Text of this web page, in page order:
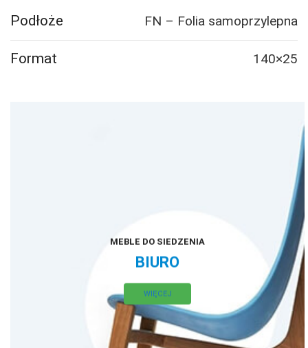
naklejek
Podłoże FN – Folia samoprzylepna
Format 140×25
MEBLE DO SIEDZENIA
BIURO
WIĘCEJ